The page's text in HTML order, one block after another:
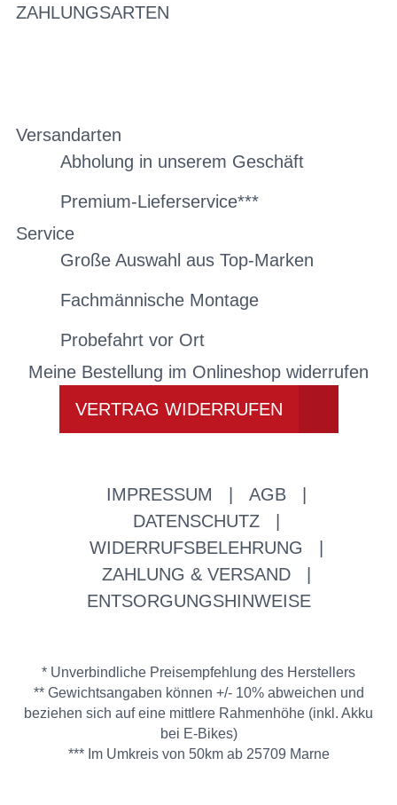
ZAHLUNGSARTEN
Versandarten
Abholung in unserem Geschäft
Premium-Lieferservice***
Service
Große Auswahl aus Top-Marken
Fachmännische Montage
Probefahrt vor Ort
Meine Bestellung im Onlineshop widerrufen
VERTRAG WIDERRUFEN
IMPRESSUM AGB
DATENSCHUTZ
WIDERRUFSBELEHRUNG
ZAHLUNG & VERSAND
ENTSORGUNGSHINWEISE
* Unverbindliche Preisempfehlung des Herstellers
** Gewichtsangaben können +/- 10% abweichen und
beziehen sich auf eine mittlere Rahmenhöhe (inkl. Akku
bei E-Bikes)
*** Im Umkreis von 50km ab 25709 Marne